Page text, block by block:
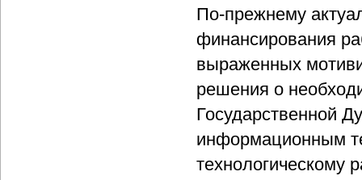
По-прежнему
финансирования
выраженных
решения о
Государственной
информационным
технологическому